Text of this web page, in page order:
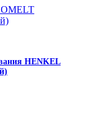
HENKEL